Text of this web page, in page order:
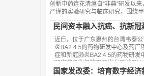
创新中药连花清瘟自“非典”研发以来
严谨的实验研究与临床研究，围绕
民间资本融入抗癌、抗新
近日，位于广东惠州的台湾韦泰
炎BA2.4.5的药物研发中心及药厂
症和新冠肺炎BA2.4.5的药物研发
国家药品监督管理局发布了关于...
国家发改委：培育数字经